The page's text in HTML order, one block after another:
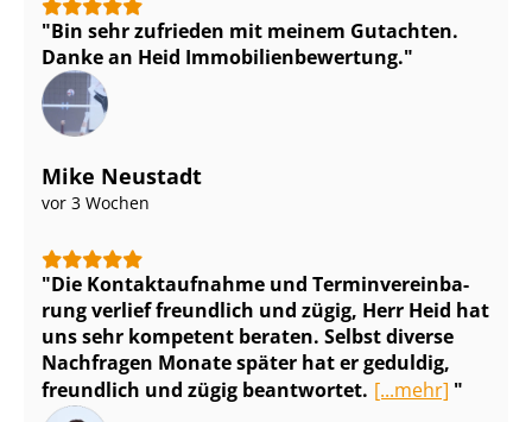
Bin sehr zufrieden mit meinem Gutachten.
Danke an Heid Im­mo­bi­li­en­be­wer­tung.
Mike Neustadt
vor 3 Wochen
Die Kontaktaufnahme und Ter­min­ver­ein­ba­
rung verlief freundlich und zügig, Herr Heid hat
uns sehr kompetent beraten. Selbst diverse
Nachfragen Monate später hat er geduldig,
freundlich und zügig beantwortet. [...mehr]